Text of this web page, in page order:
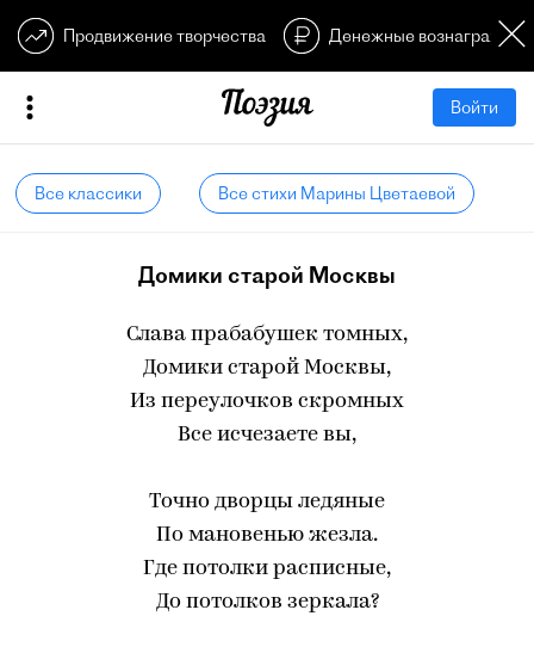
Продвижение творчества Денежные
Войти
Все классики Все стихи Марины Цветаевой
Домики старой Москвы
Слава прабабушек томных,
Домики старой Москвы,
Из переулочков скромных
Все исчезаете вы,
Точно дворцы ледяные
По мановенью жезла.
Где потолки расписные,
До потолков зеркала?